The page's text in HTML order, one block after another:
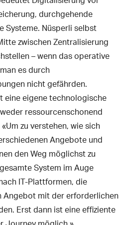
durchgehende
Systeme. Nüsperli selbst
zwischen Zentralisierung
– wenn das operative
es durch
nicht gefährden.
eine eigene technologische
ressourcenschonend
zu verstehen, wie sich
Angebote und
den Weg möglichst zu
System im Auge
IT-Plattformen, die
Angebot mit der erforderlichen
Erst dann ist eine effiziente